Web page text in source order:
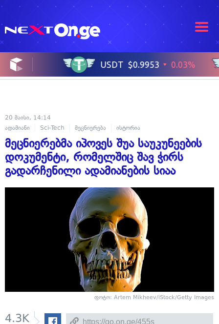
20 მაისი, 14:14
ადამიანი
Sci-Tech მეცნიერება ისტორია
მეცნიერებმა იპოვეს შუა საუკუნეების
დოკუმენტი, რომელშიც შავ ჭირს
გადარჩენილი ადამიანების სიაა
ფოტო: Artem Mikheev/iStock/Getty Images
4.3K